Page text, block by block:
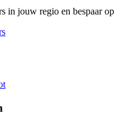
in jouw regio en bespaar op